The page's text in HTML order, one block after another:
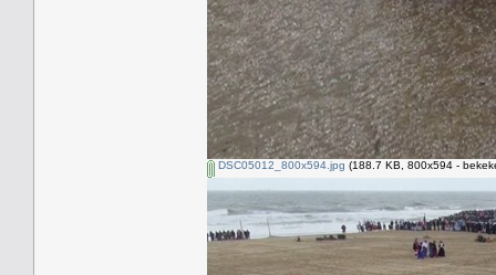
DSC05012_800x594.jpg (188.7 KB, 800x594 -